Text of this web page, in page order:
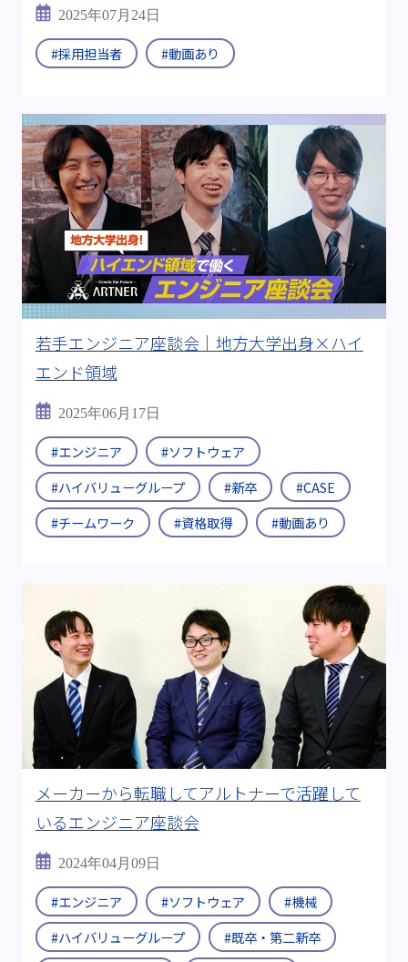
2025年07月24日
#採用担当者 #動画あり
若手エンジニア座談会｜地方大学出身×ハイ
エンド領域
2025年06月17日
#エンジニア
#ソフトウェア
#ハイバリューグループ
#新卒
#CASE
#チームワーク
#資格取得 #動画あり
メーカーから転職してアルトナーで活躍して
いるエンジニア座談会
2024年04月09日
#エンジニア #ソフトウェア
#機械
#ハイバリューグループ
#既卒・第二新卒